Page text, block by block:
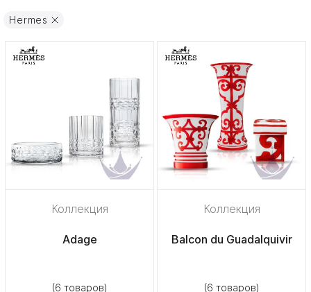
Hermes
Коллекция
Adage
(6 товаров)
Коллекция
Balcon du Guadalquivir
(6 товаров)